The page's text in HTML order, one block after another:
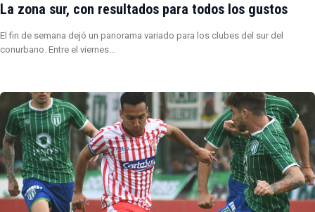
La zona sur, con resultados para todos los gustos
El fin de semana dejó un panorama variado para los clubes del sur del
conurbano. Entre el viernes…